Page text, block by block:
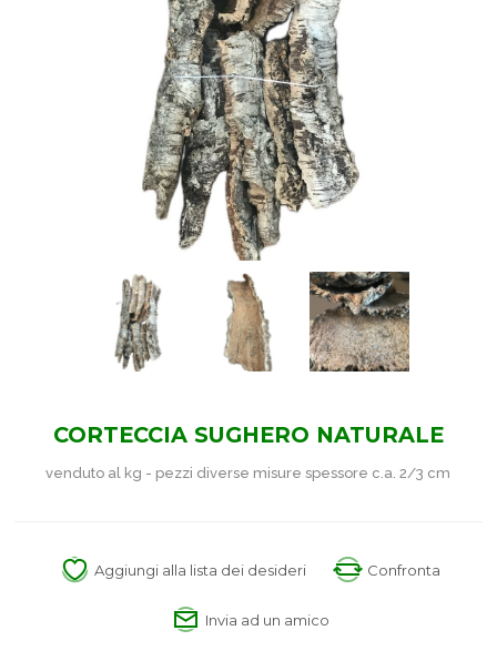
CORTECCIA SUGHERO NATURALE
venduto al kg - pezzi diverse misure spessore c.a. 2/3 cm
Aggiungi alla lista dei desideri Confronta
Invia ad un amico